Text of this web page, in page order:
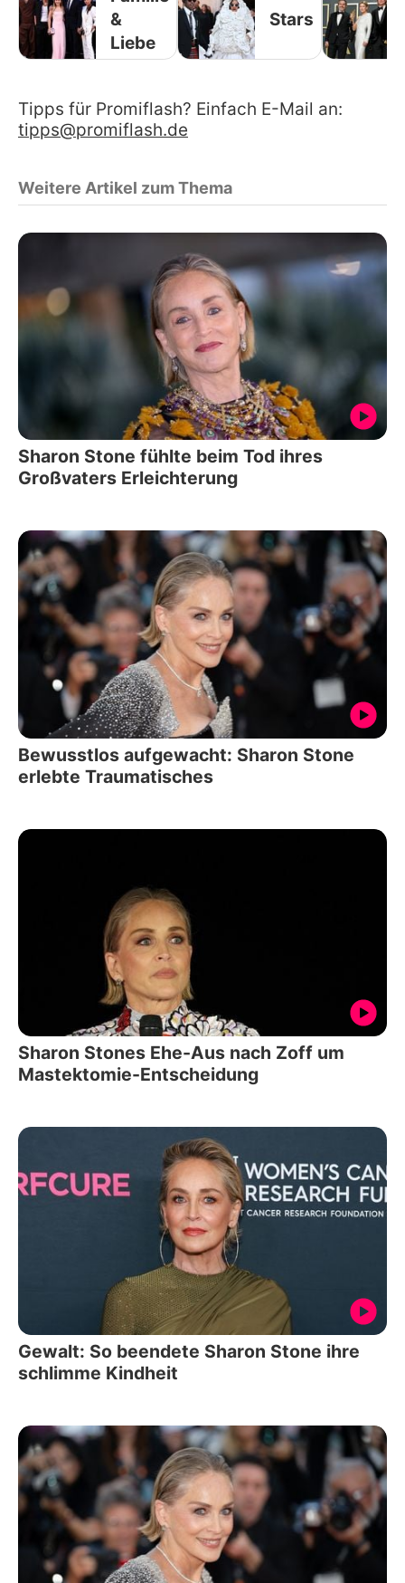
&
Liebe
Stars
Tipps für Promiflash? Einfach E-Mail an:
tipps@promiflash.de
Weitere Artikel zum Thema
Sharon Stone fühlte beim Tod ihres
Großvaters Erleichterung
Bewusstlos aufgewacht: Sharon Stone
erlebte Traumatisches
Sharon Stones Ehe-Aus nach Zoff um
Mastektomie-Entscheidung
Gewalt: So beendete Sharon Stone ihre
schlimme Kindheit